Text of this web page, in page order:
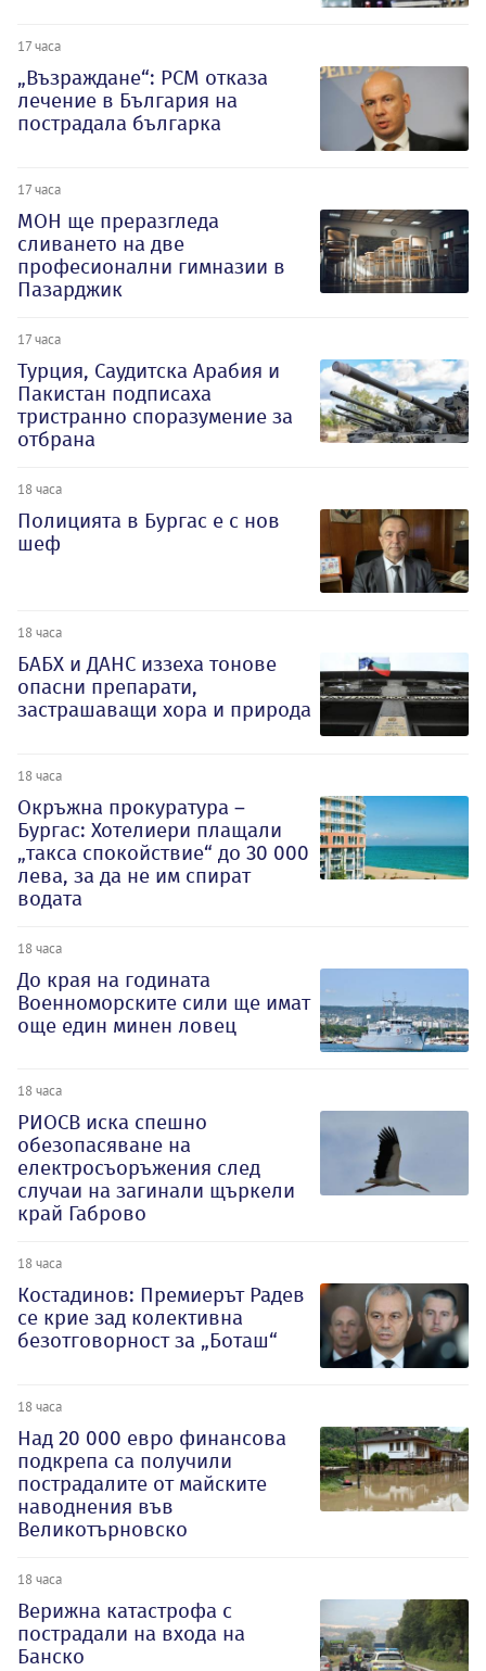
17 часа
„Възраждане“: РСМ отказа
лечение в България на
пострадала българка
17 часа
МОН ще преразгледа
сливането на две
професионални гимназии в
Пазарджик
17 часа
Турция, Саудитска Арабия и
Пакистан подписаха
тристранно споразумение за
отбрана
18 часа
Полицията в Бургас е с нов
шеф
18 часа
БАБХ и ДАНС иззеха тонове
опасни препарати,
застрашаващи хора и природа
18 часа
Окръжна прокуратура –
Бургас: Хотелиери плащали
„такса спокойствие“ до 30 000
лева, за да не им спират
водата
18 часа
До края на годината
Военноморските сили ще имат
още един минен ловец
18 часа
РИОСВ иска спешно
обезопасяване на
електросъоръжения след
случаи на загинали щъркели
край Габрово
18 часа
Костадинов: Премиерът Радев
се крие зад колективна
безотговорност за „Боташ“
18 часа
Над 20 000 евро финансова
подкрепа са получили
пострадалите от майските
наводнения във
Великотърновско
18 часа
Верижна катастрофа с
пострадали на входа на
Банско